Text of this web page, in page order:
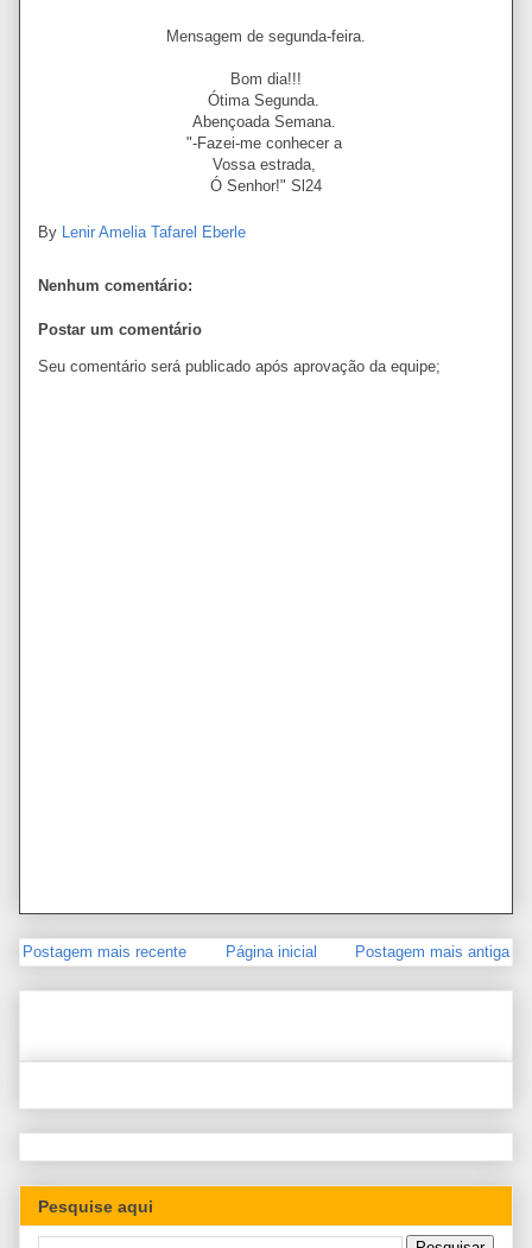
Mensagem de segunda-feira.
Bom dia!!!
Ótima Segunda.
Abençoada Semana.
"-Fazei-me conhecer a
Vossa estrada,
Ó Senhor!" Sl24
By Lenir Amelia Tafarel Eberle
Nenhum comentário:
Postar um comentário
Seu comentário será publicado após aprovação da equipe;
Postagem mais recente Postagem mais antiga
Página inicial
Pesquise aqui